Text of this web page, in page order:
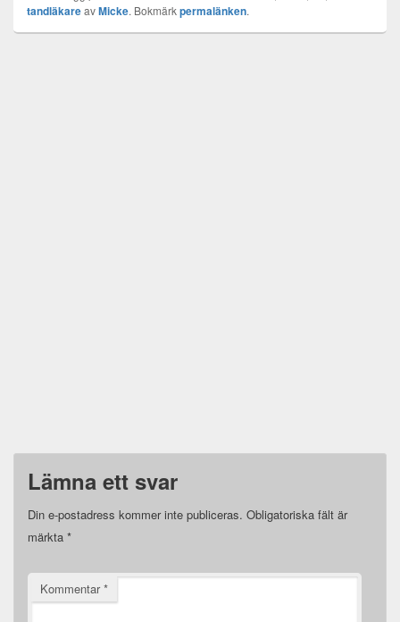
väl en del köer på vägen
in till Stockholm,…
tandläkareavMicke. Bokmärkpermalänken.
Lämna ett svar
Din e-postadress kommer inte publiceras. Obligatoriska fält är
märkta *
Kommentar*